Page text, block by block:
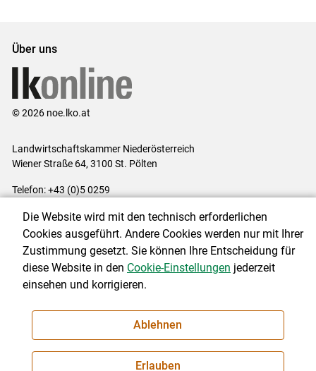
Über uns
© 2026 noe.lko.at
Landwirtschaftskammer Niederösterreich
Wiener Straße 64, 3100 St. Pölten
Telefon: +43 (0)5 0259
Impressum|Kontakt|Datenschutzerklärung|Barrierefreiheit|
Cookie-Einstellungen
NEWSLETTER
Die Website wird mit den technisch erforderlichen
Cookies ausgeführt. Andere Cookies werden nur mit Ihrer
Zustimmung gesetzt. Sie können Ihre Entscheidung für
diese Website in den Cookie-Einstellungen jederzeit
einsehen und korrigieren.
Ablehnen
Erlauben